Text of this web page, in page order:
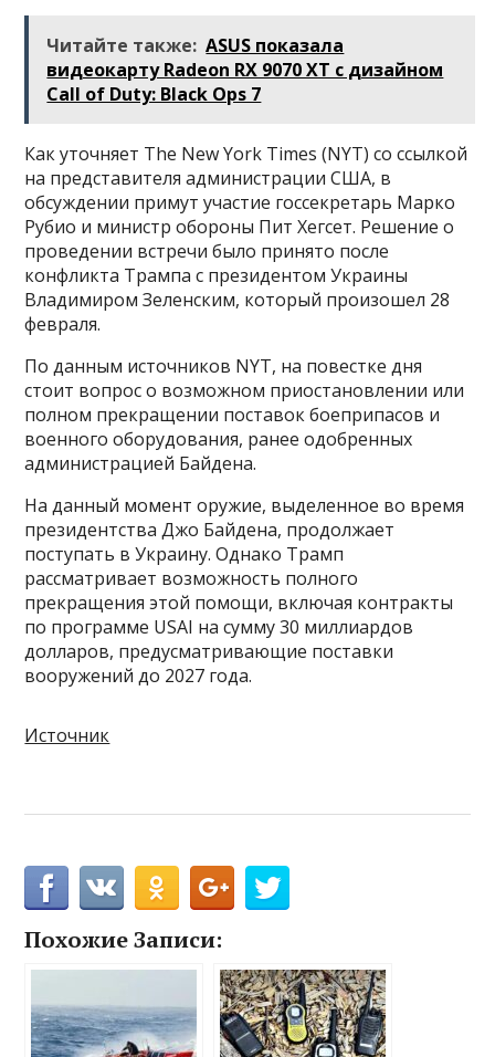
Читайте также: ASUS показала
видеокарту Radeon RX 9070 XT с дизайном
Call of Duty: Black Ops 7
Как уточняет The New York Times (NYT) со ссылкой
на представителя администрации США, в
обсуждении примут участие госсекретарь Марко
Рубио и министр обороны Пит Хегсет. Решение о
проведении встречи было принято после
конфликта Трампа с президентом Украины
Владимиром Зеленским, который произошел 28
февраля.
По данным источников NYT, на повестке дня
стоит вопрос о возможном приостановлении или
полном прекращении поставок боеприпасов и
военного оборудования, ранее одобренных
администрацией Байдена.
На данный момент оружие, выделенное во время
президентства Джо Байдена, продолжает
поступать в Украину. Однако Трамп
рассматривает возможность полного
прекращения этой помощи, включая контракты
по программе USAI на сумму 30 миллиардов
долларов, предусматривающие поставки
вооружений до 2027 года.
Источник
Похожие Записи: